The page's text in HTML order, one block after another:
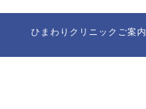
ひまわりクリニックご案内